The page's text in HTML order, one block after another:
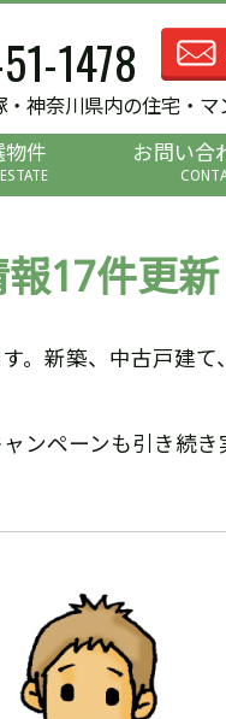
1478
・神奈川県内の住宅・
物件 お問い合
17件更新
。新築、中古戸建て
ペーンも引き続き